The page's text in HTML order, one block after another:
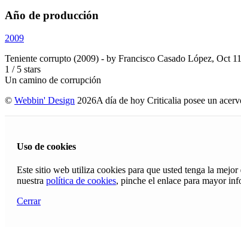
Año de producción
2009
Teniente corrupto (2009) - by Francisco Casado López, Oct
1 / 5 stars
Un camino de corrupción
© Webbin' Design 2026A día de hoy Criticalia posee un
Uso de cookies
Este sitio web utiliza cookies para que usted tenga la
nuestra política de cookies, pinche el enlace para mayor
Cerrar